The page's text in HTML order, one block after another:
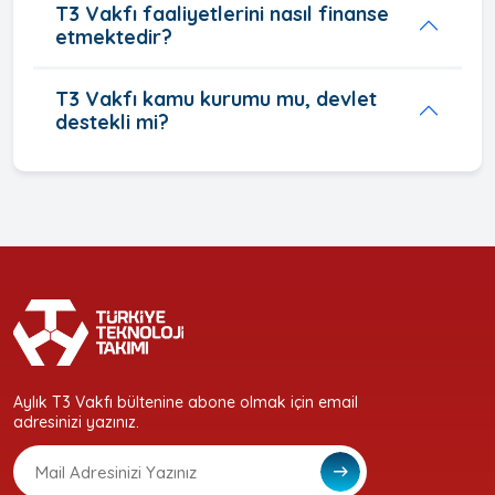
T3 Vakfı faaliyetlerini nasıl finanse
etmektedir?
T3 Vakfı kamu kurumu mu, devlet
destekli mi?
Aylık T3 Vakfı bültenine abone olmak için email
adresinizi yazınız.